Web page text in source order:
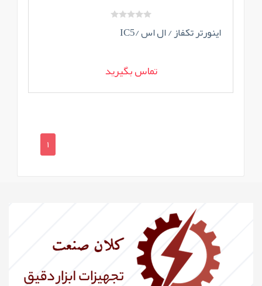
اینورتر تکفاز / ال اس /IC5
تماس بگیرید
1